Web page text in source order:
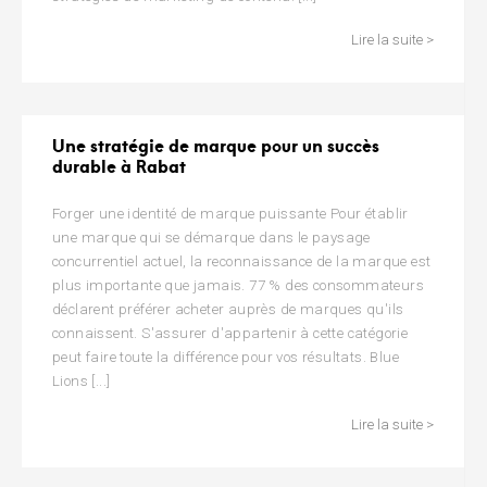
Lire la suite >
Une stratégie de marque pour un succès
durable à Rabat
Forger une identité de marque puissante Pour établir
une marque qui se démarque dans le paysage
concurrentiel actuel, la reconnaissance de la marque est
plus importante que jamais. 77 % des consommateurs
déclarent préférer acheter auprès de marques qu'ils
connaissent. S'assurer d'appartenir à cette catégorie
peut faire toute la différence pour vos résultats. Blue
Lions [...]
Lire la suite >